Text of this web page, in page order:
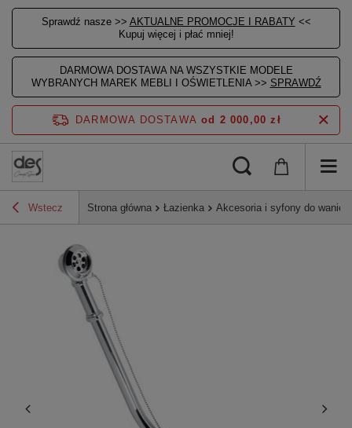
Sprawdź nasze >> AKTUALNE PROMOCJE I RABATY <<
Kupuj więcej i płać mniej!
DARMOWA DOSTAWA NA WSZYSTKIE MODELE
WYBRANYCH MAREK MEBLI I OŚWIETLENIA >> SPRAWDŹ
DARMOWA DOSTAWA od 2 000,00 zł
Wstecz Strona główna Łazienka Akcesoria i syfony do wanien